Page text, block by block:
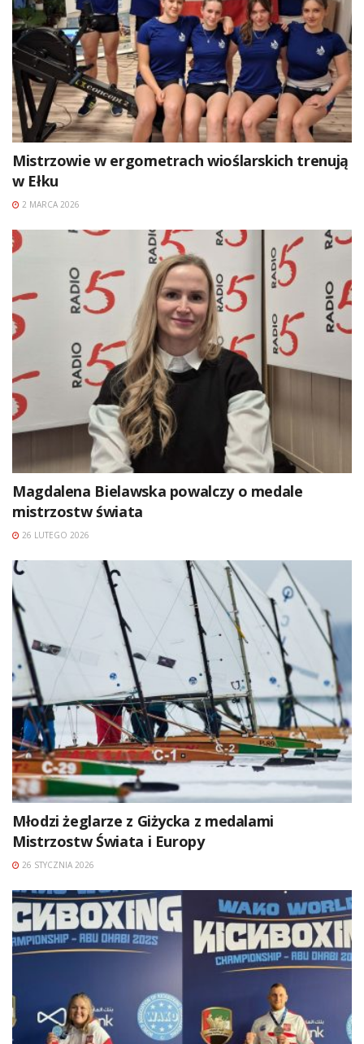
Mistrzowie w ergometrach wioślarskich trenują
w Ełku
2 MARCA 2026
Magdalena Bielawska powalczy o medale
mistrzostw świata
26 LUTEGO 2026
Młodzi żeglarze z Giżycka z medalami
Mistrzostw Świata i Europy
26 STYCZNIA 2026